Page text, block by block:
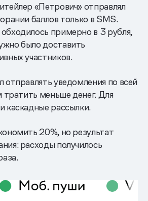
«Петрович» отправлял
баллов только в SMS.
примерно в 3 рубля,
было доставить
участников.
отправлять уведомления по всей
тратить меньше денег. Для
каскадные рассылки.
20%, но результат
расходы получилось